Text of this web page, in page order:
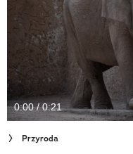
PODCASTY
Sklep
Newsletter
Cuda Polski
Wielki Konkurs Fotograficzny
0:00 / 0:21
Przyroda